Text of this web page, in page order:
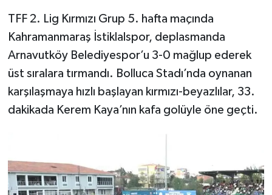
TFF 2. Lig Kırmızı Grup 5. hafta maçında
Kahramanmaraş İstiklalspor, deplasmanda
Arnavutköy Belediyespor’u 3-0 mağlup ederek
üst sıralara tırmandı. Bolluca Stadı’nda oynanan
karşılaşmaya hızlı başlayan kırmızı-beyazlılar, 33.
dakikada Kerem Kaya’nın kafa golüyle öne geçti.
KADIN-AİLE
YEREL YÖNETİM
MEDYA
SEÇİM 2011
BİLİMNET